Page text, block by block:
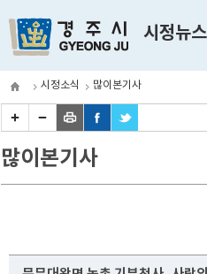
시정뉴스
시정소식 많이본기사
많이본기사